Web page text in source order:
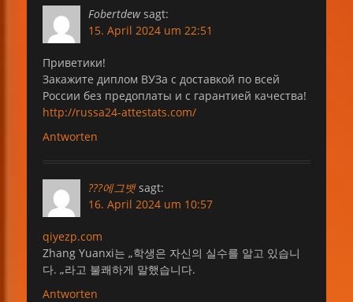
Fobertdew sagt:
15. April 2024 um 22:51
Приветики!
Закажите диплом ВУЗа с доставкой по всей
России без предоплаты и с гарантией качества!
http://russa24-attestats.com/
Antworten
???에그뱃 sagt:
16. April 2024 um 10:57
qiyezp.com
Zhang Yuanxi는 „학생은 자신의 실수를 알고 있습니
다. „라고 불쾌하게 말했습니다.
Antworten